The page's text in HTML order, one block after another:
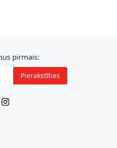
pirmais:
Pierakstīties